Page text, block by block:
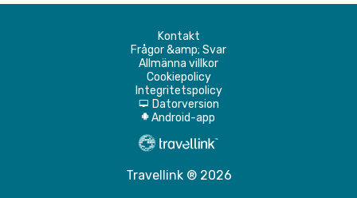
Kontakt
Frågor &amp; Svar
Allmänna villkor
Cookiepolicy
Integritetspolicy
d Datorversion
A Android-app
Travellink ® 2026